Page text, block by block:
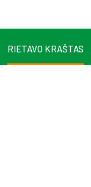
RIETAVO KRAŠTAS